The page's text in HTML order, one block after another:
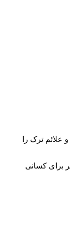
ترک را
برای کسانی